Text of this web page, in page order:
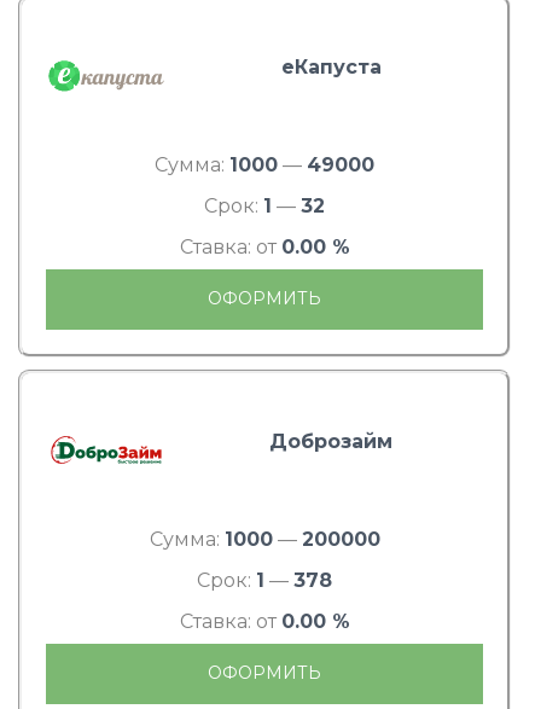
еКапуста
Сумма: 1000 — 49000
Срок: 1 — 32
Ставка: от 0.00 %
ОФОРМИТЬ
Доброзайм
Сумма: 1000— 200000
Срок: 1 — 378
Ставка: от 0.00 %
ОФОРМИТЬ